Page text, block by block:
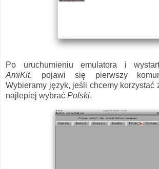
Po uruchumieniu emulatora i
AmiKit, pojawi się pierwszy
Wybieramy język, jeśli chcemy korzystać
najlepiej wybrać Polski.